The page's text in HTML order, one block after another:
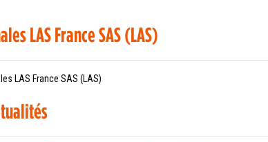
LAS France SAS (LAS)
LAS France SAS (LAS)